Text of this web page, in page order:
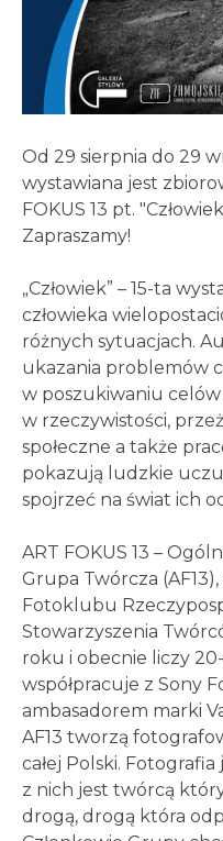
Od 29 sierpnia do 29
wystawiana jest
FOKUS 13 pt.
Zapraszamy!
„Człowiek” – 15-ta
człowieka
różnych sytuacjach.
ukazania problemów
w poszukiwaniu
w rzeczywistości,
społeczne a także
pokazują ludzkie
spojrzeć na świat ich
ART FOKUS 13 –
Grupa Twórcza
Fotoklubu
Stowarzyszenia
roku i obecnie liczy
współpracuje z Sony
ambasadorem marki
AF13 tworzą
całej Polski.
z nich jest twórcą
drogą, drogą która